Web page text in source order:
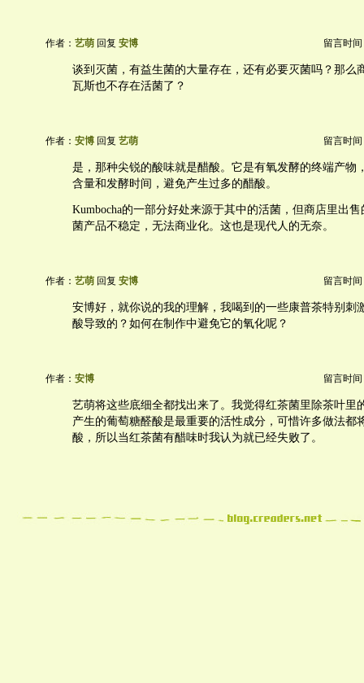
作者： 艺萌 回复 安博 留言时间
谈到灭菌，有益生菌的大量存在，还有必要灭菌吗？那么
瓦斯也不存在活菌了？
作者： 安博 回复 艺萌 留言时间
是，那种尖锐的酸味就是醋酸。它是有氧发酵的终端产物
含量和发酵时间，避免产生过多的醋酸。
Kumbocha的一部分好处来源于其中的活菌，但商店里出
菌产品不稳定，无法商业化。这也是现代人的无奈。
作者： 艺萌 回复 安博 留言时间
安博好，就你说的我的理解，我喝到的一些康普茶特别刺
酸导致的？如何在制作中避免它的氧化呢？
作者： 安博 留言时间
艺萌将这些底细全都找出来了。我觉得红茶菌里除茶叶里
产生的葡萄糖醛酸是最重要的活性成分，可惜许多做法都
酸，所以当红茶菌有醋味时我认为就已经失败了。